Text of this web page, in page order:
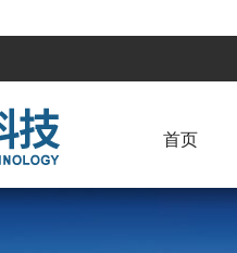
首页